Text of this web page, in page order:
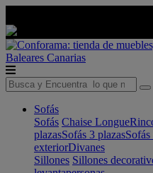
Baleares Canarias
Sofás
Sofás Chaise Longue
plazasSofás 3 plazas
exteriorDivanes
Sillones Sillones